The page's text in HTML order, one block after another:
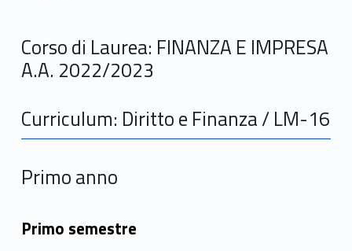
Corso di Laurea: FINANZA E IMPRESA
A.A. 2022/2023
Curriculum: Diritto e Finanza / LM-16
Primo anno
Primo semestre